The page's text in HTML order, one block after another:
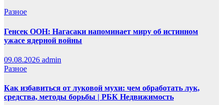
Разное
Генсек ООН: Нагасаки напоминает миру об истинном
ужасе ядерной войны
09.08.2026 admin
Разное
Как избавиться от луковой мухи: чем обработать лук,
средства, методы борьбы | РБК Недвижимость